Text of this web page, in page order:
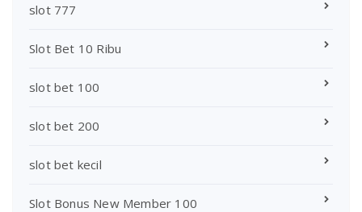
slot 777
Slot Bet 10 Ribu
slot bet 100
slot bet 200
slot bet kecil
Slot Bonus New Member 100